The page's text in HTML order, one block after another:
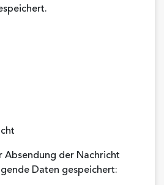
Absendung der Nachricht
Daten gespeichert: